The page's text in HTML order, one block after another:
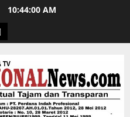
10:44:01 AM